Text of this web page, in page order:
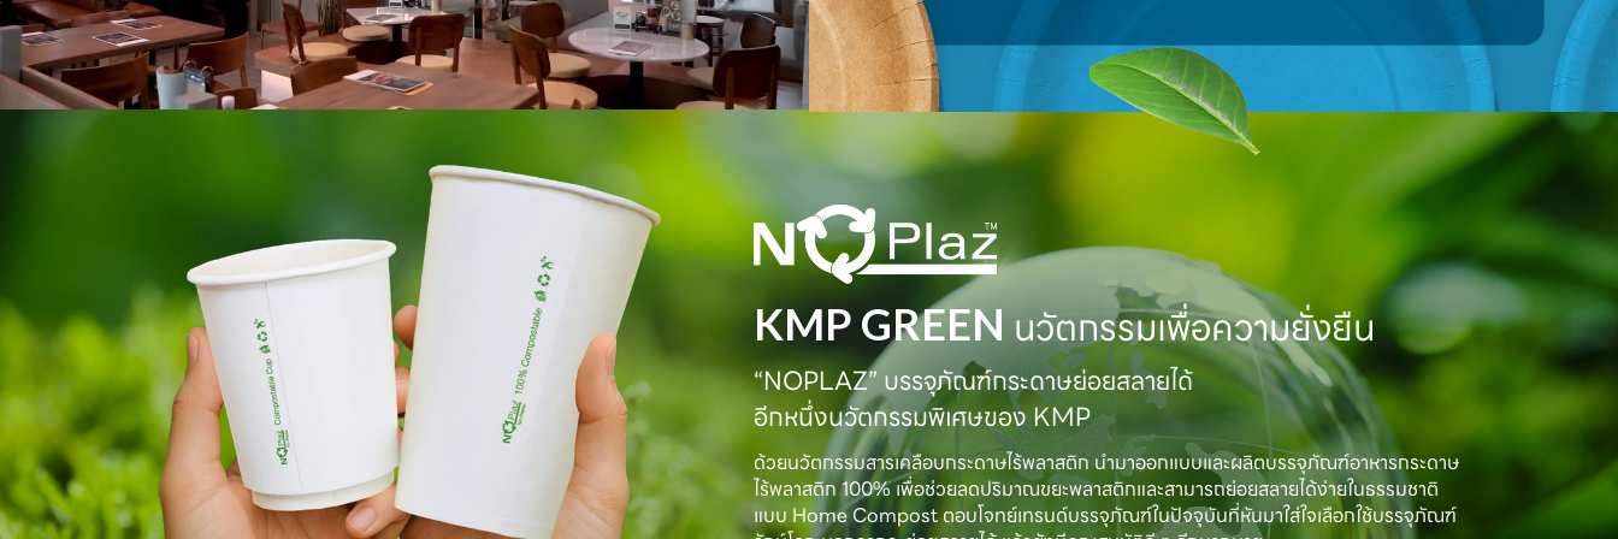
KMP GREENนวัตกรรมเพื่อความยั่งยืน
“NOPLAZ” บรรจุภัณฑ์กระดาษย่อยสลายได้
อีกหนึ่งนวัตกรรมพิเศษของ KMP
ด้วยนวัตกรรมสารเคลือบกระดาษไร้พลาสติก นำมาออกแบบและผลิตบรรจุภัณฑ์อาหารกระดาษ
ไร้พลาสติก 100% เพื่อช่วยลดปริมาณขยะพลาสติกและสามารถย่อยสลายได้ง่ายในธรรมชาติ
แบบ Home Compost ตอบโจทย์เทรนด์บรรจุภัณฑ์ในปัจจุบันที่หันมาใส่ใจเลือกใช้บรรจุภัณฑ์